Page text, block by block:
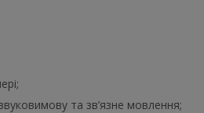
та зв’язне мовлення;